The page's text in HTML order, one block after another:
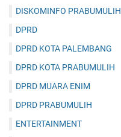
DISKOMINFO PRABUMULIH
DPRD
DPRD KOTA PALEMBANG
DPRD KOTA PRABUMULIH
DPRD MUARA ENIM
DPRD PRABUMULIH
ENTERTAINMENT